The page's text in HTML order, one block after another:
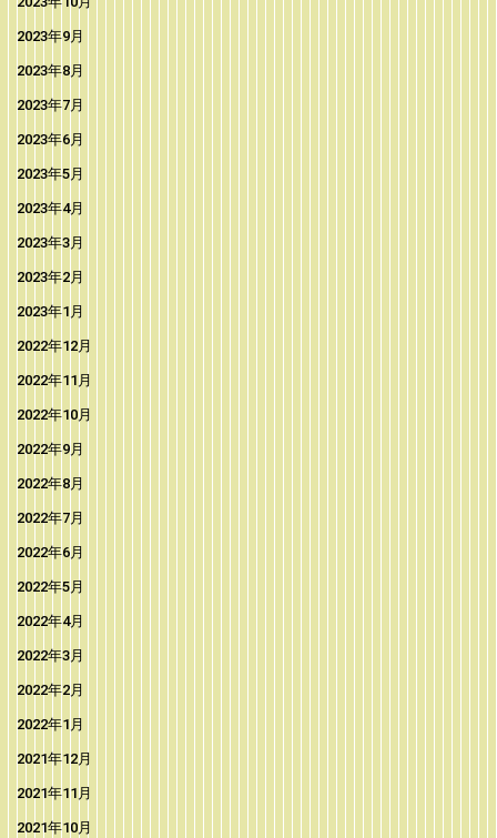
2023年9月
2023年8月
2023年7月
2023年6月
2023年5月
2023年4月
2023年3月
2023年2月
2023年1月
2022年12月
2022年11月
2022年10月
2022年9月
2022年8月
2022年7月
2022年6月
2022年5月
2022年4月
2022年3月
2022年2月
2022年1月
2021年12月
2021年11月
2021年10月